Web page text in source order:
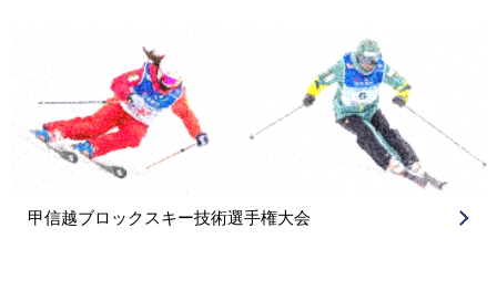
甲信越ブロックスキー技術選手権大会